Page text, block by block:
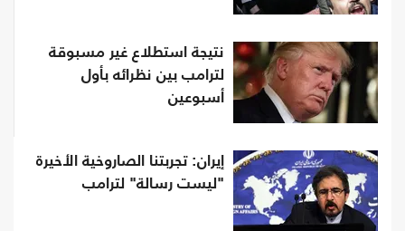
نتيجة استطلاع غير مسبوقة
لترامب بين نظرائه بأول
أسبوعين
إيران: تجربتنا الصاروخية الأخيرة
"ليست رسالة" لترامب